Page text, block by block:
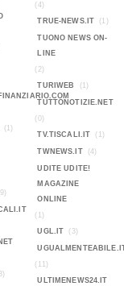
(1)
(4)
TRUE-NEWS.IT
(1)
TUONO NEWS ON-
LINE
(2)
TURIWEB
(1)
TUTTONOTIZIE.NET
(0)
TV.TISCALI.IT
(1)
TWNEWS.IT (4)
UDITE UDITE!
MAGAZINE
ONLINE
(1)
UGL.IT
(3)
(11)
ULTIMENEWS24.IT